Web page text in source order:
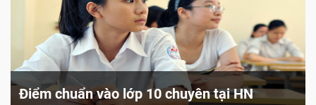
Điểm chuẩn vào lớp 10 chuyên tại HN